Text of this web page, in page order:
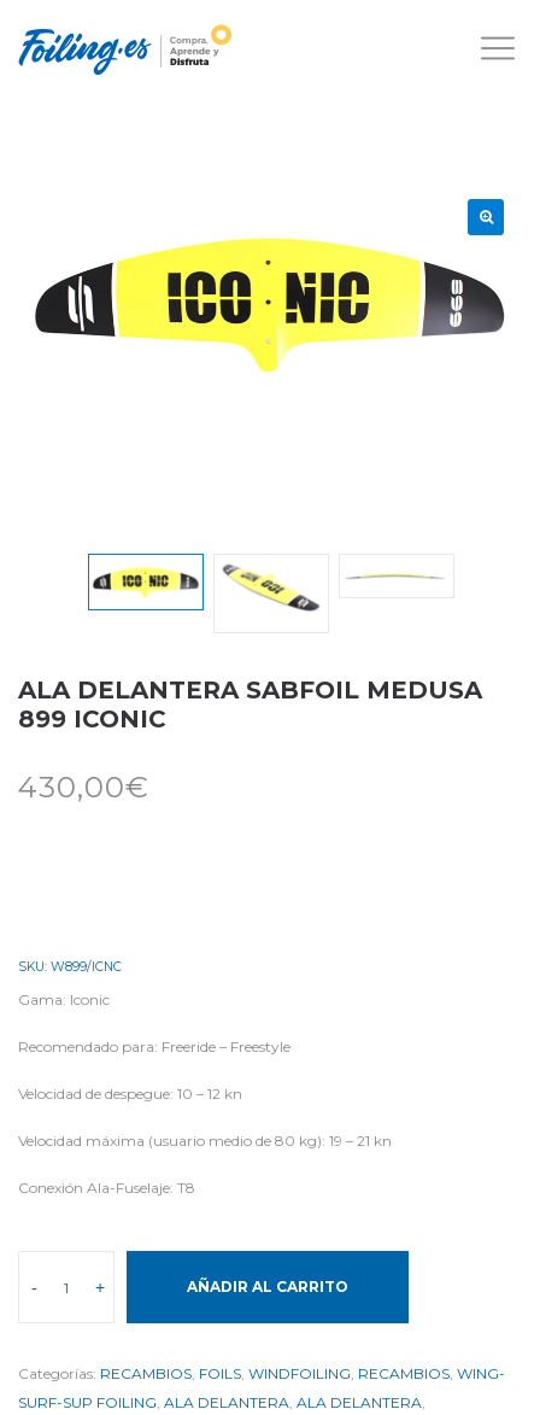
ALA DELANTERA SABFOIL MEDUSA
899 ICONIC
430,00€
SKU: W899/ICNC
Gama: Iconic
Recomendado para: Freeride – Freestyle
Velocidad de despegue: 10 – 12 kn
Velocidad máxima (usuario medio de 80 kg): 19 – 21 kn
Conexión Ala-Fuselaje: T8
- + AÑADIR AL CARRITO
Categorías: RECAMBIOS, FOILS, WINDFOILING, RECAMBIOS, WING-
SURF-SUP FOILING, ALA DELANTERA, ALA DELANTERA,